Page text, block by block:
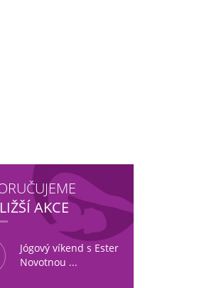
AKCE
Jógový víkend s Ester
Novotnou ...